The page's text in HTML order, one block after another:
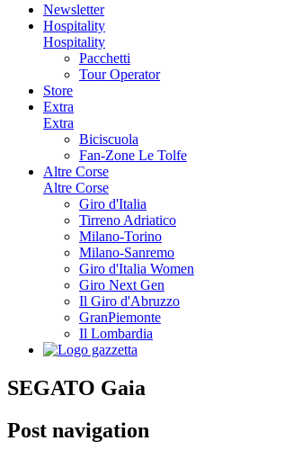
Newsletter
Hospitality
Hospitality
Pacchetti
Tour Operator
Store
Extra
Extra
Biciscuola
Fan-Zone Le Tolfe
Altre Corse
Altre Corse
Giro d'Italia
Tirreno Adriatico
Milano-Torino
Milano-Sanremo
Giro d'Italia Women
Giro Next Gen
Il Giro d'Abruzzo
GranPiemonte
Il Lombardia
SEGATO Gaia
Post navigation